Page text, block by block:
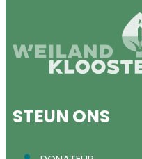
STEUN ONS